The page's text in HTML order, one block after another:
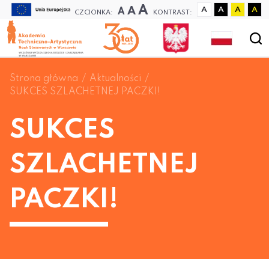
CZCIONKA: A A A KONTRAST: A A A A
Strona główna
Aktualności
SUKCES SZLACHETNEJ PACZKI!
SUKCES
SZLACHETNEJ
PACZKI!